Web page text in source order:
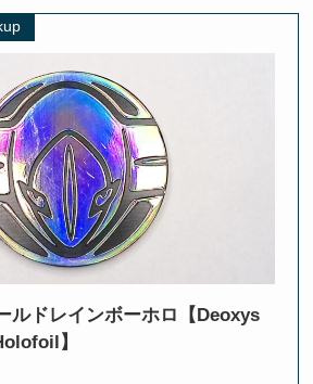
ルドレインボーホロ【Deoxys
】